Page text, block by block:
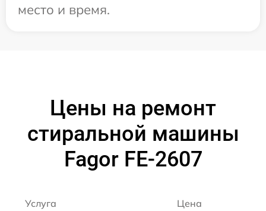
место и время.
Цены на ремонт
стиральной машины
Fagor FE-2607
Услуга Цена